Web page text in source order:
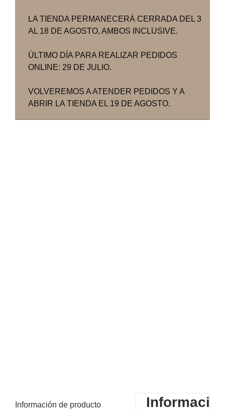
LA TIENDA PERMANECERÁ CERRADA DEL 3
AL 18 DE AGOSTO, AMBOS INCLUSIVE.
ÚLTIMO DÍA PARA REALIZAR PEDIDOS
ONLINE: 29 DE JULIO.
VOLVEREMOS A ATENDER PEDIDOS Y A
ABRIR LA TIENDA EL 19 DE AGOSTO.
Información de producto